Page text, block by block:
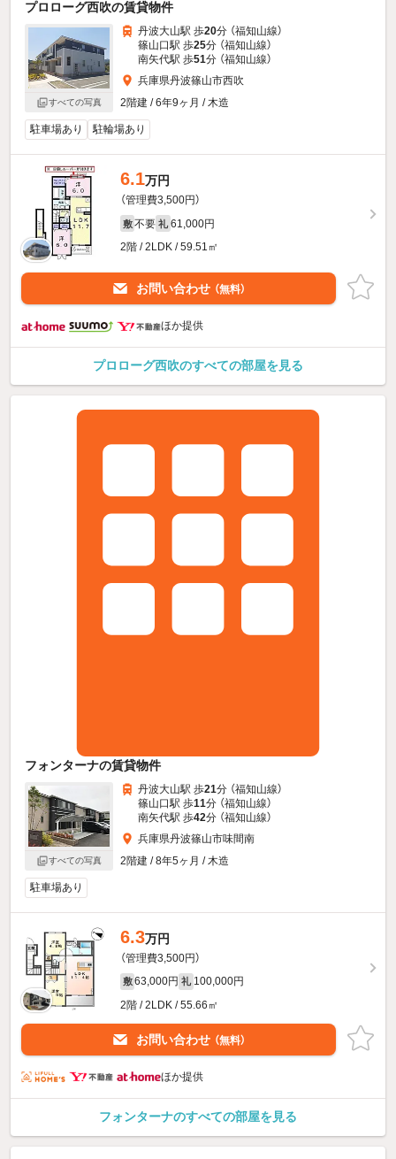
プロローグ西吹の賃貸物件
すべての写真
丹波大山駅 歩20分 （福知山線）
篠山口駅 歩25分 （福知山線）
南矢代駅 歩51分 （福知山線）
兵庫県丹波篠山市西吹
2階建 / 6年9ヶ月 / 木造
駐車場あり 駐輪場あり
6.1万円
（管理費3,500円）
敷 不要 礼 61,000円
2階 / 2LDK / 59.51㎡
お問い合わせ （無料）
ほか提供
プロローグ西吹のすべての部屋を見る
フォンターナの賃貸物件
すべての写真
丹波大山駅 歩21分 （福知山線）
篠山口駅 歩11分 （福知山線）
南矢代駅 歩42分 （福知山線）
兵庫県丹波篠山市味間南
2階建 / 8年5ヶ月 / 木造
駐車場あり
6.3万円
（管理費3,500円）
敷 63,000円 礼 100,000円
2階 / 2LDK / 55.66㎡
お問い合わせ （無料）
ほか提供
フォンターナのすべての部屋を見る